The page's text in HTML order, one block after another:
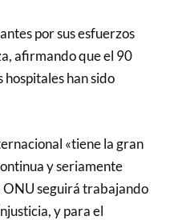
por sus esfuerzos
afirmando que el 90
hospitales han sido
«tiene la gran
y seriamente
ONU seguirá trabajando
y para el